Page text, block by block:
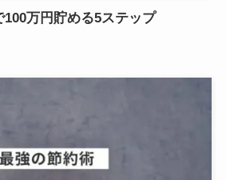
万円貯める5ステップ